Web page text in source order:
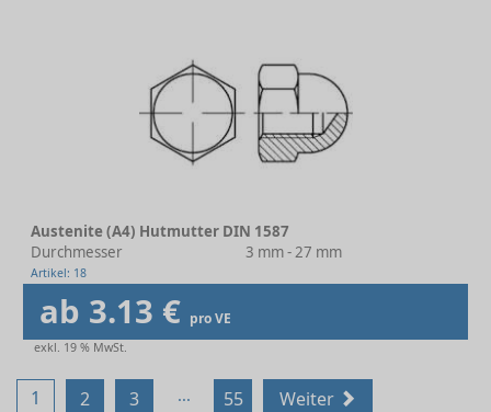
Austenite (A4) Hutmutter DIN 1587
Durchmesser
3 mm - 27 mm
Artikel: 18
ab 3.13 € pro VE
exkl. 19 % MwSt.
1 2 3 ... 55 Weiter